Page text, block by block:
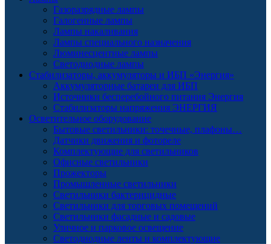
Газоразрядные лампы
Галогенные лампы
Лампы накаливания
Лампы специального назначения
Люминесцентные лампы
Светодиодные лампы
Стабилизаторы, аккумуляторы и ИБП «Энергия»
Аккумуляторные батареи для ИБП
Источники бесперебойного питания Энергия
Стабилизаторы напряжения ЭНЕРГИЯ
Осветительное оборудование
Бытовые светильники: точечные, плафоны…
Датчики движения и фотореле
Комплектующие для светильников
Офисные светильники
Прожекторы
Промышленные светильники
Светильники бактерицидные
Светильники для торговых помещений
Светильники фасадные и садовые
Уличное и парковое освещение
Светодиодные ленты и комплектующие